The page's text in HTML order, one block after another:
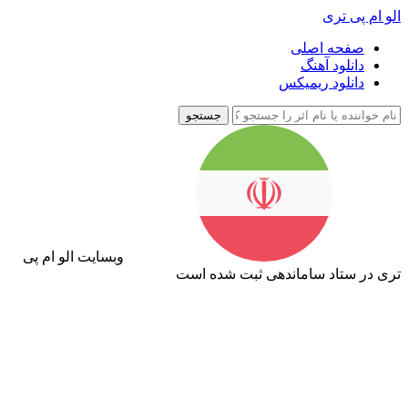
الو ام پی تری
صفحه اصلی
دانلود آهنگ
دانلود ریمیکس
جستجو
وبسایت الو ام پی
تری در ستاد ساماندهی ثبت شده است